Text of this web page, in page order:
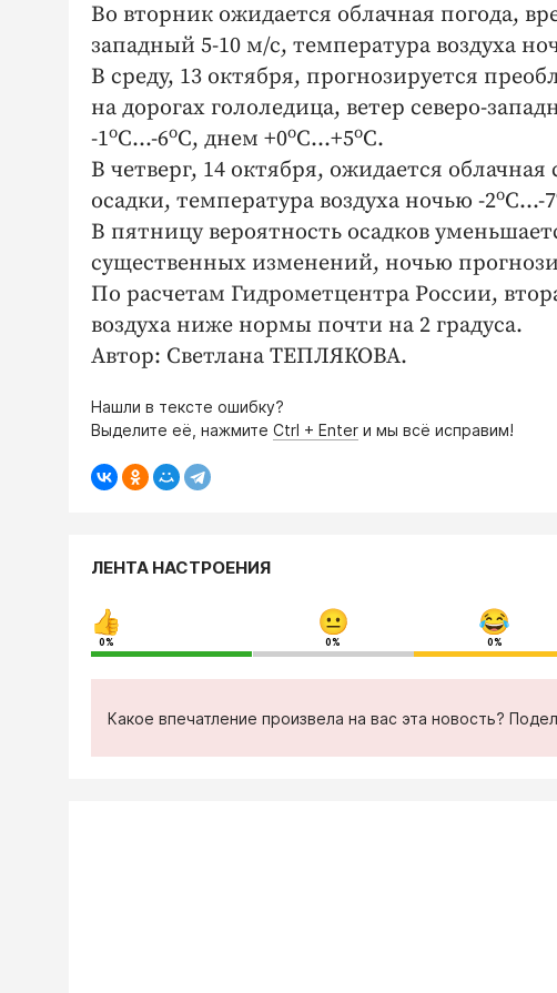
Во вторник ожидается облачная погода,
западный 5-10 м/с, температура воздуха
В среду, 13 октября, прогнозируется
на дорогах гололедица, ветер северо-
-1оС...-6оС, днем +0оС...+5оС.
В четверг, 14 октября, ожидается
осадки, температура воздуха ночью -2оС...-7
В пятницу вероятность осадков
существенных изменений, ночью
По расчетам Гидрометцентра России,
воздуха ниже нормы почти на 2 градуса.
Автор: Светлана ТЕПЛЯКОВА.
Нашли в тексте ошибку?
Выделите её, нажмите Ctrl + Enter и мы всё исправим!
ЛЕНТА НАСТРОЕНИЯ
0% 0% 0%
Какое впечатление произвела на вас эта новость?